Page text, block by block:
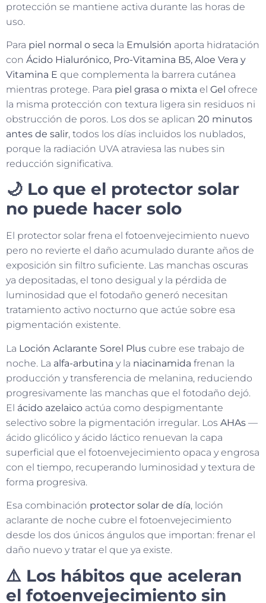
protección se mantiene activa durante las horas de
uso.
Para piel normal o seca la Emulsión aporta hidratación
con Ácido Hialurónico, Pro-Vitamina B5, Aloe Vera y
Vitamina E que complementa la barrera cutánea
mientras protege. Para piel grasa o mixta el Gel ofrece
la misma protección con textura ligera sin residuos ni
obstrucción de poros. Los dos se aplican 20 minutos
antes de salir, todos los días incluidos los nublados,
porque la radiación UVA atraviesa las nubes sin
reducción significativa.
🌙 Lo que el protector solar
no puede hacer solo
El protector solar frena el fotoenvejecimiento nuevo
pero no revierte el daño acumulado durante años de
exposición sin filtro suficiente. Las manchas oscuras
ya depositadas, el tono desigual y la pérdida de
luminosidad que el fotodaño generó necesitan
tratamiento activo nocturno que actúe sobre esa
pigmentación existente.
La Loción Aclarante Sorel Plus cubre ese trabajo de
noche. La alfa-arbutina y la niacinamida frenan la
producción y transferencia de melanina, reduciendo
progresivamente las manchas que el fotodaño dejó.
El ácido azelaico actúa como despigmentante
selectivo sobre la pigmentación irregular. Los AHAs —
ácido glicólico y ácido láctico renuevan la capa
superficial que el fotoenvejecimiento opaca y engrosa
con el tiempo, recuperando luminosidad y textura de
forma progresiva.
Esa combinación protector solar de día, loción
aclarante de noche cubre el fotoenvejecimiento
desde los dos únicos ángulos que importan: frenar el
daño nuevo y tratar el que ya existe.
⚠️ Los hábitos que aceleran
el fotoenvejecimiento sin